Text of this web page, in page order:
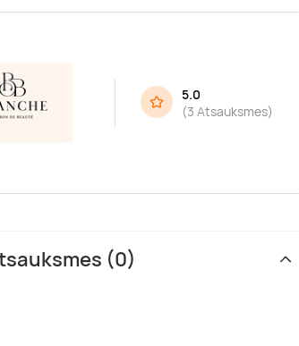
5.0
(3 Atsauksmes)
(0)